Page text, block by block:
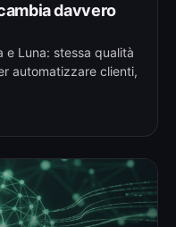
davvero
e Luna: stessa qualità
automatizzare clienti,